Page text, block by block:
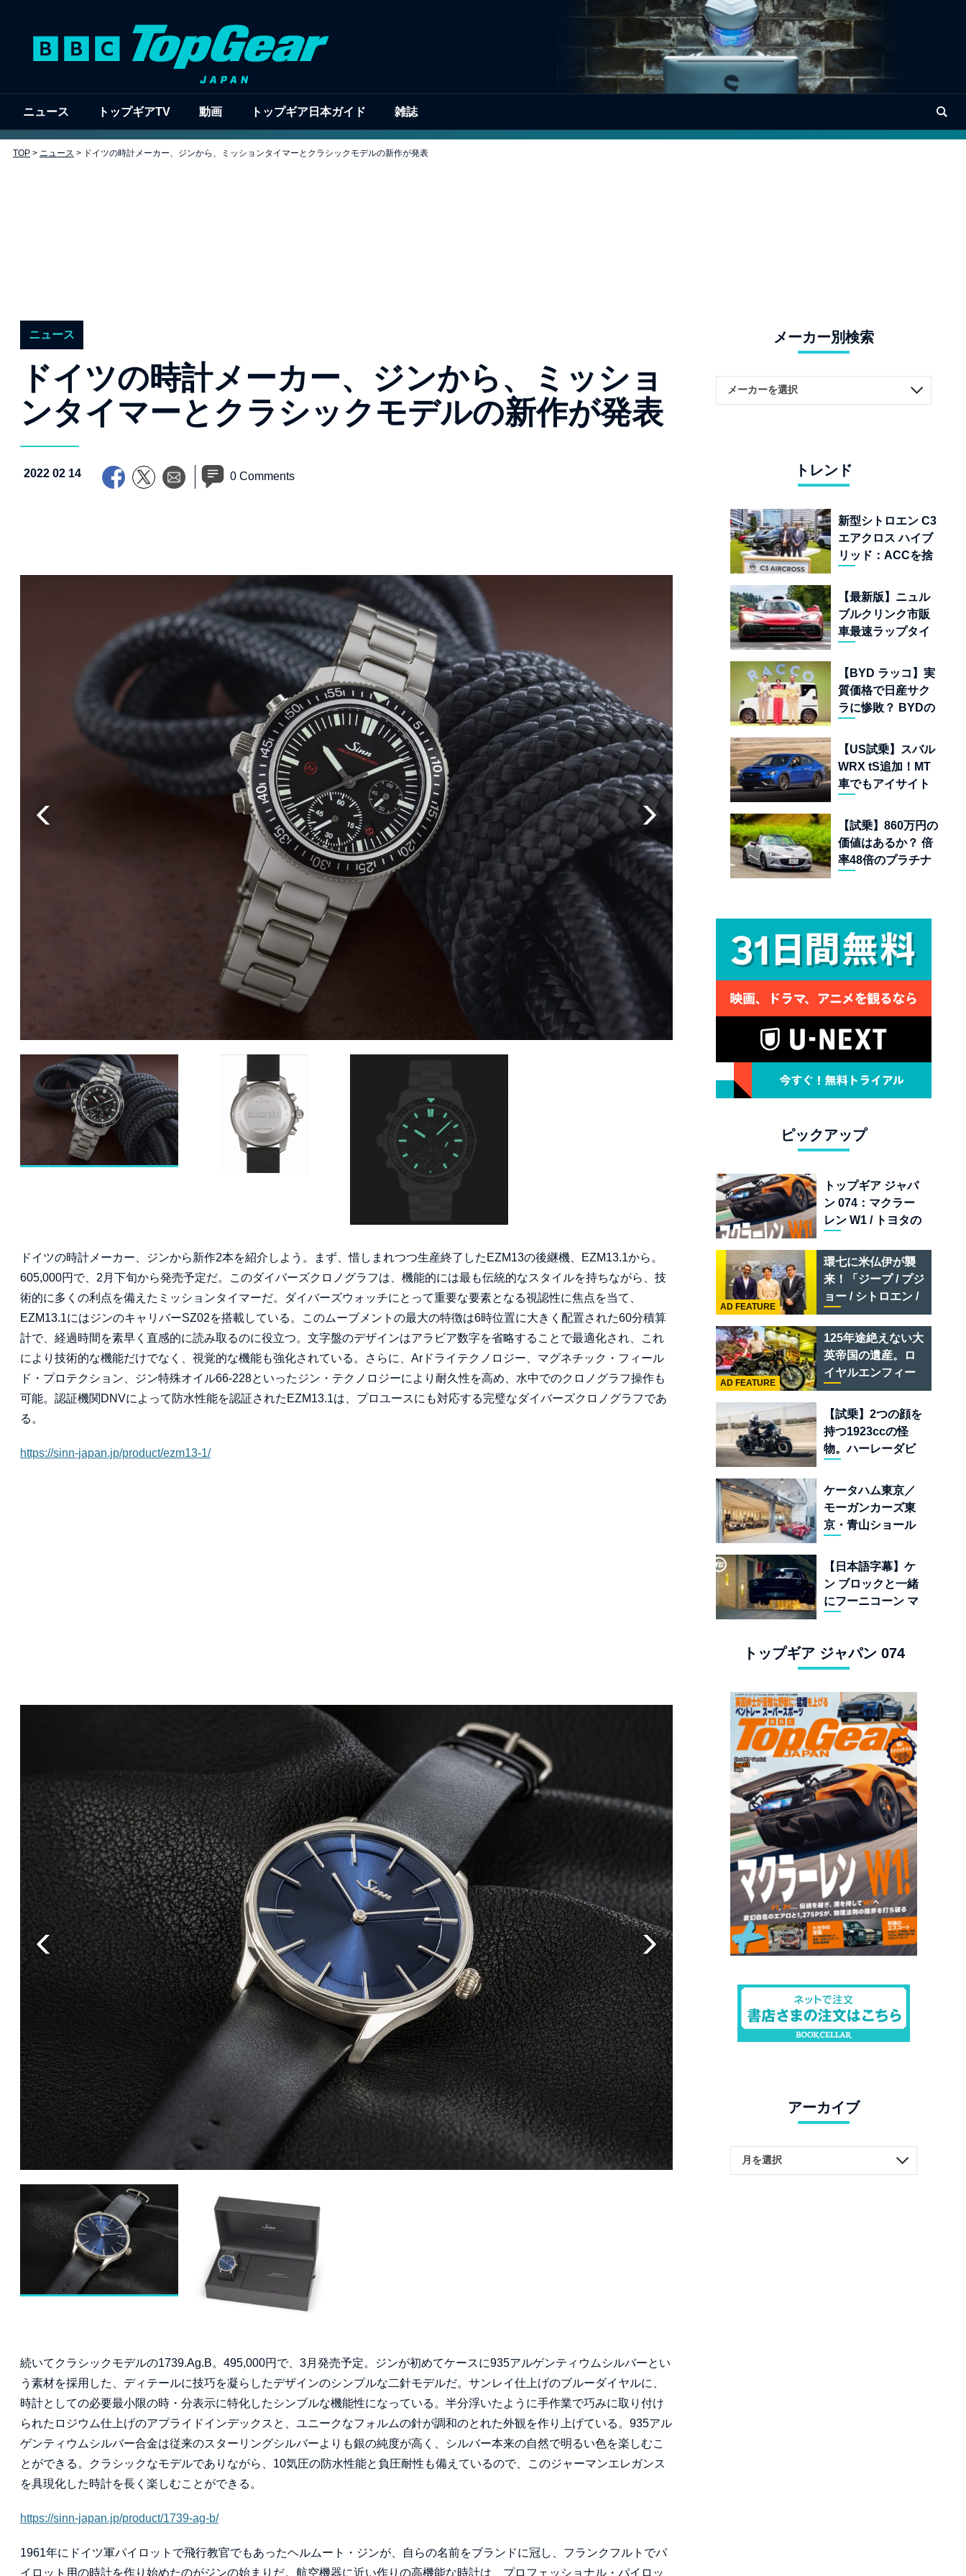
ニュース トップギアTV 動画 トップギア日本ガイド 雑誌
TOP > ニュース > ドイツの時計メーカー、ジンから、ミッションタイマーとクラシックモデルの新作が発表
ニュース
ドイツの時計メーカー、ジンから、ミッショ
ンタイマーとクラシックモデルの新作が発表
2022 02 14 0 Comments
ドイツの時計メーカー、ジンから新作2本を紹介しよう。まず、惜しまれつつ生産終了したEZM13の後継機、EZM13.1から。
605,000円で、2月下旬から発売予定だ。このダイバーズクロノグラフは、機能的には最も伝統的なスタイルを持ちながら、技
術的に多くの利点を備えたミッションタイマーだ。ダイバーズウォッチにとって重要な要素となる視認性に焦点を当て、
EZM13.1にはジンのキャリバーSZ02を搭載している。このムーブメントの最大の特徴は6時位置に大きく配置された60分積算
計で、経過時間を素早く直感的に読み取るのに役立つ。文字盤のデザインはアラビア数字を省略することで最適化され、これ
により技術的な機能だけでなく、視覚的な機能も強化されている。さらに、Arドライテクノロジー、マグネチック・フィール
ド・プロテクション、ジン特殊オイル66-228といったジン・テクノロジーにより耐久性を高め、水中でのクロノグラフ操作も
可能。認証機関DNVによって防水性能を認証されたEZM13.1は、プロユースにも対応する完璧なダイバーズクロノグラフであ
る。
https://sinn-japan.jp/product/ezm13-1/
続いてクラシックモデルの1739.Ag.B。495,000円で、3月発売予定。ジンが初めてケースに935アルゲンティウムシルバーとい
う素材を採用した、ディテールに技巧を凝らしたデザインのシンプルな二針モデルだ。サンレイ仕上げのブルーダイヤルに、
時計としての必要最小限の時・分表示に特化したシンブルな機能性になっている。半分浮いたように手作業で巧みに取り付け
られたロジウム仕上げのアプライドインデックスと、ユニークなフォルムの針が調和のとれた外観を作り上げている。935アル
ゲンティウムシルバー合金は従来のスターリングシルバーよりも銀の純度が高く、シルバー本来の自然で明るい色を楽しむこ
とができる。クラシックなモデルでありながら、10気圧の防水性能と負圧耐性も備えているので、このジャーマンエレガンス
を具現化した時計を長く楽しむことができる。
https://sinn-japan.jp/product/1739-ag-b/
1961年にドイツ軍パイロットで飛行教官でもあったヘルムート・ジンが、自らの名前をブランドに冠し、フランクフルトでパ
イロット用の時計を作り始めたのがジンの始まりだ。航空機器に近い作りの高機能な時計は、プロフェッショナル・パイロッ
メーカー別検索
トレンド
新型シトロエン C3
エアクロス ハイブ
リッド：ACCを捨
毯」を手に入れた
フランスの異端児
【最新版】ニュル
ブルクリンク市販
車最速ラップタイ
22台を一挙公開
【BYD ラッコ】実
質価格で日産サク
ラに惨敗？ BYDの
金ドーピング」の
異常な世界
【US試乗】スバル
WRX tS追加！MT
車でもアイサイト
ソリンAWDスポー
ツセダン
【試乗】860万円の
価値はあるか？ 倍
率48倍のプラチナ
12R」が魅せる究
極の人馬一体
ピックアップ
トップギア ジャパ
ン 074：マクラー
レン W1 / トヨタの
ー戦略 /フェラーリ
849 テスタロッサ /
テメラリオ /ベント
レー スーパースポ
ーツ
環七に米仏伊が襲
来！「ジープ / プジ
ョー / シトロエン /
フィアット / アバル
ト足立」はクルマ
のセレクトショッ
プである
AD FEATURE
125年途絶えない大
英帝国の遺産。ロ
イヤルエンフィー
ルド責任者に訊
く、新型
「BULLET 650」
と“時間の質”を愛
する理由
AD FEATURE
【試乗】2つの顔を
持つ1923ccの怪
物。ハーレーダビ
ォーキーエイト
117」の深淵を覗く
ケータハム東京／
モーガンカーズ東
京・青山ショール
「移動手段」では
なく「人生」だ
【日本語字幕】ケ
ン ブロックと一緒
にフーニコーン マ
トップギア ジャパン 074
アーカイブ